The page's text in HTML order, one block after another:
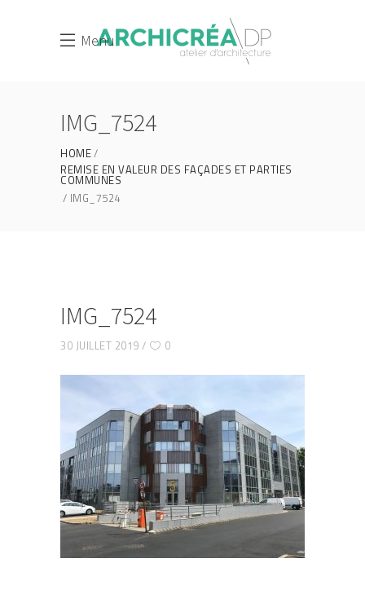
Menu
IMG_7524
HOME
REMISE EN VALEUR DES FAÇADES ET PARTIES
COMMUNES
IMG_7524
IMG_7524
30 JUILLET 2019 0